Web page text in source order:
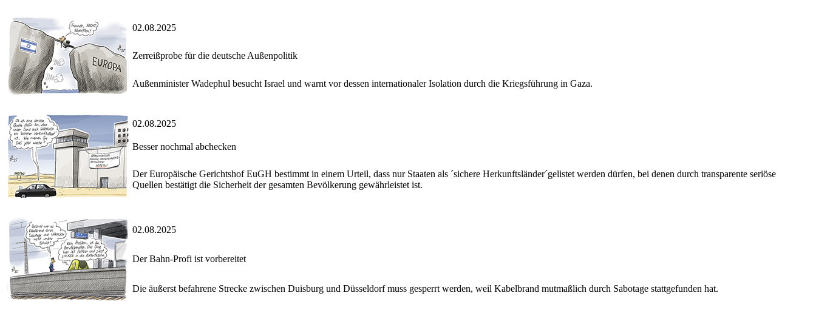
02.08.2025
Zerreißprobe für die deutsche Außenpolitik
Außenminister Wadephul besucht Israel und warnt vor dessen internationaler Isolation durch die Kriegsführung in Gaza.
02.08.2025
Besser nochmal abchecken
Der Europäische Gerichtshof EuGH bestimmt in einem Urteil, dass nur Staaten als ´sichere Herkunftsländer´gelistet werden dürfen, bei denen durch transparente seriöse
Quellen bestätigt die Sicherheit der gesamten Bevölkerung gewährleistet ist.
02.08.2025
Der Bahn-Profi ist vorbereitet
Die äußerst befahrene Strecke zwischen Duisburg und Düsseldorf muss gesperrt werden, weil Kabelbrand mutmaßlich durch Sabotage stattgefunden hat.